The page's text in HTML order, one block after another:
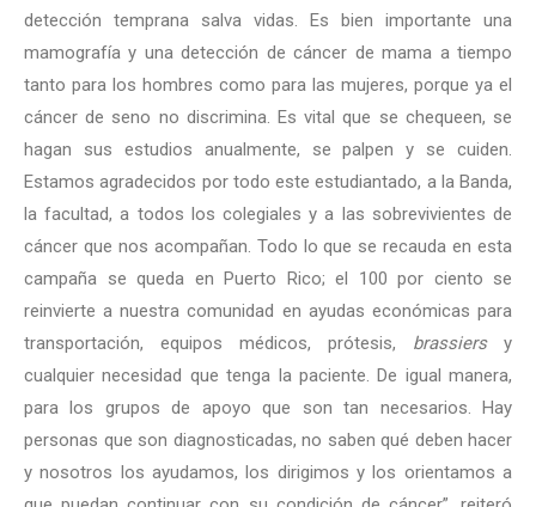
detección temprana salva vidas. Es bien importante una
mamografía y una detección de cáncer de mama a tiempo
tanto para los hombres como para las mujeres, porque ya el
cáncer de seno no discrimina. Es vital que se chequeen, se
hagan sus estudios anualmente, se palpen y se cuiden.
Estamos agradecidos por todo este estudiantado, a la Banda,
la facultad, a todos los colegiales y a las sobrevivientes de
cáncer que nos acompañan. Todo lo que se recauda en esta
campaña se queda en Puerto Rico; el 100 por ciento se
reinvierte a nuestra comunidad en ayudas económicas para
transportación, equipos médicos, prótesis, brassiersy
cualquier necesidad que tenga la paciente. De igual manera,
para los grupos de apoyo que son tan necesarios. Hay
personas que son diagnosticadas, no saben qué deben hacer
y nosotros los ayudamos, los dirigimos y los orientamos a